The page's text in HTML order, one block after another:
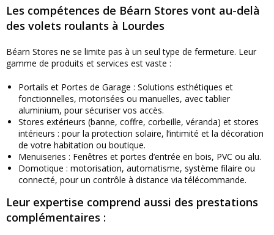
Les compétences de Béarn Stores vont au-delà
des volets roulants à Lourdes
Béarn Stores ne se limite pas à un seul type de fermeture. Leur
gamme de produits et services est vaste :
Portails et Portes de Garage : Solutions esthétiques et
fonctionnelles, motorisées ou manuelles, avec tablier
aluminium, pour sécuriser vos accès.
Stores extérieurs (banne, coffre, corbeille, véranda) et stores
intérieurs : pour la protection solaire, l’intimité et la décoration
de votre habitation ou boutique.
Menuiseries : Fenêtres et portes d’entrée en bois, PVC ou alu.
Domotique : motorisation, automatisme, système filaire ou
connecté, pour un contrôle à distance via télécommande.
Leur expertise comprend aussi des prestations
complémentaires :